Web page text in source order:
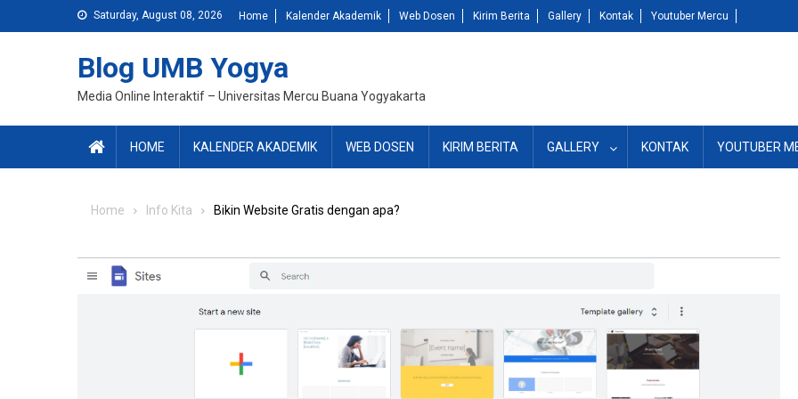
to
Saturday, August 08, 2026 Home Kalender Akademik Web Dosen Kirim Berita Gallery Kontak Youtuber Mercu
Blog UMB Yogya
Media Online Interaktif – Universitas Mercu Buana Yogyakarta
HOME KALENDER AKADEMIK WEB DOSEN KIRIM BERITA GALLERY KONTAK YOUTUBER
Home Info Kita Bikin Website Gratis dengan apa?